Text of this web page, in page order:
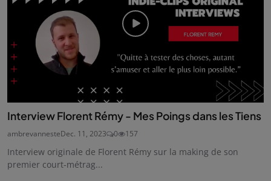
Interview Florent Rémy - Mes Poings dans les Tiens
ambrevannesteDec. 11, 2023 0 157
Interview originale de Florent Rémy sur la making de son
premier court-métrag...